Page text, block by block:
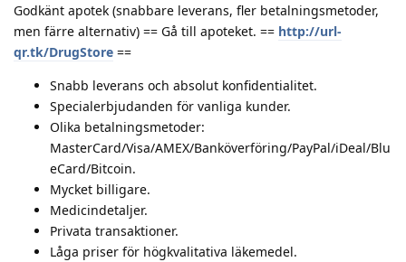
Godkänt apotek (snabbare leverans, fler betalningsmetoder,
men färre alternativ) == Gå till apoteket. == http://url-
qr.tk/DrugStore ==
Snabb leverans och absolut konfidentialitet.
Specialerbjudanden för vanliga kunder.
Olika betalningsmetoder:
MasterCard/Visa/AMEX/Banköverföring/PayPal/iDeal/Blu
eCard/Bitcoin.
Mycket billigare.
Medicindetaljer.
Privata transaktioner.
Låga priser för högkvalitativa läkemedel.